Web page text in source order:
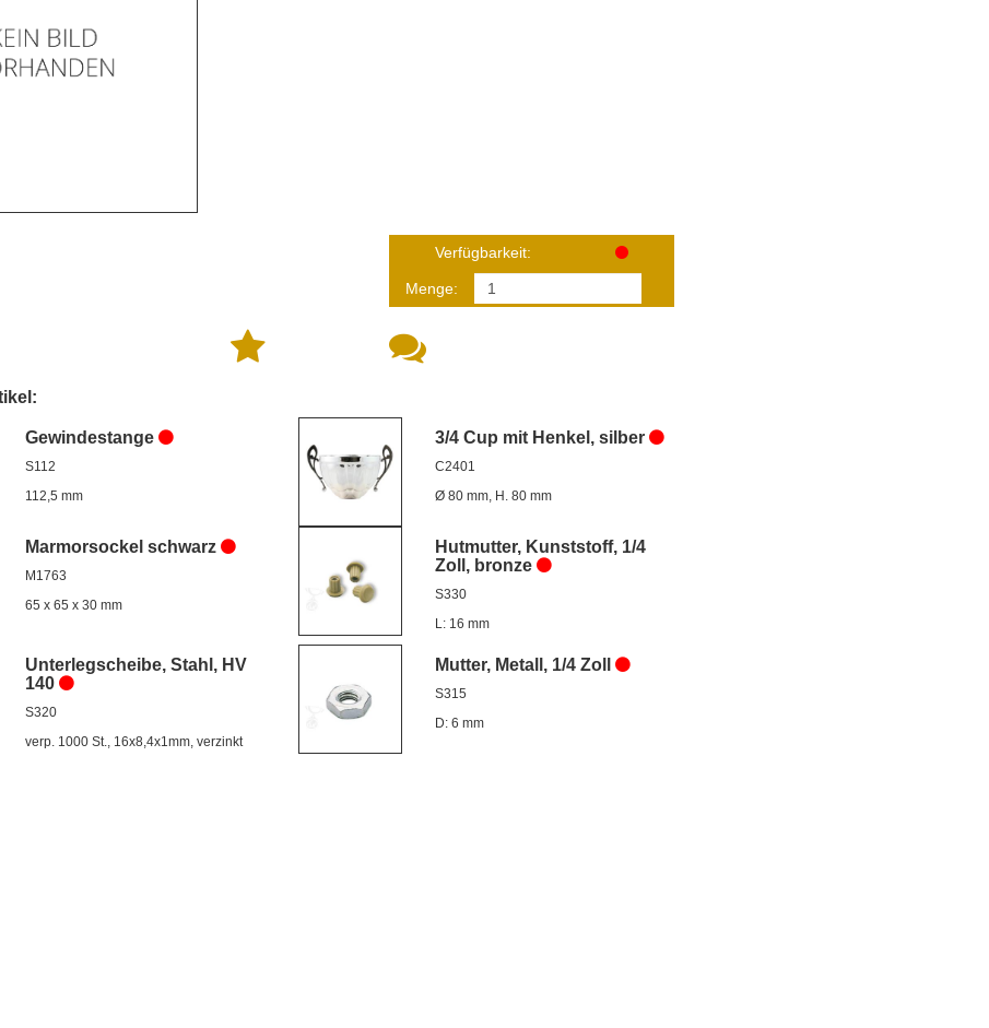
Verfügbarkeit:
Menge:
Gewindestange
S112
112,5 mm
3/4 Cup mit Henkel, silber
C2401
Ø 80 mm, H. 80 mm
Marmorsockel schwarz
M1763
65 x 65 x 30 mm
Hutmutter, Kunststoff, 1/4
Zoll, bronze
S330
L: 16 mm
Unterlegscheibe, Stahl, HV
140
S320
verp. 1000 St., 16x8,4x1mm, verzinkt
Mutter, Metall, 1/4 Zoll
S315
D: 6 mm